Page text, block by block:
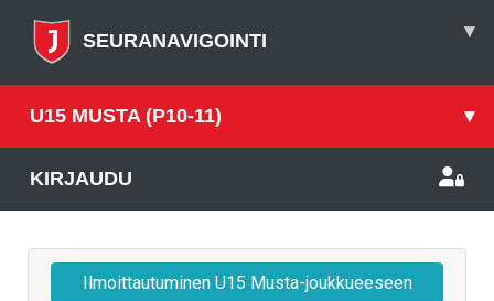
SEURANAVIGOINTI ▾
U15 MUSTA (P10-11) ▾
KIRJAUDU
Ilmoittautuminen U15 Musta-joukkueeseen